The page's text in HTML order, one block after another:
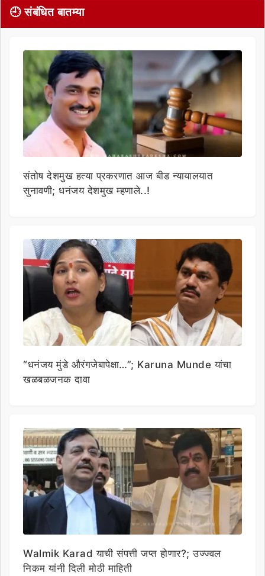
🕘 संबंधित बातम्या
संतोष देशमुख हत्या प्रकरणात आज बीड न्यायालयात
सुनावणी; धनंजय देशमुख म्हणाले..!
“धनंजय मुंडे औरंगजेबापेक्षा…”; Karuna Munde यांचा
खळबळजनक दावा
Walmik Karad याची संपत्ती जप्त होणार?; उज्ज्वल
निकम यांनी दिली मोठी माहिती